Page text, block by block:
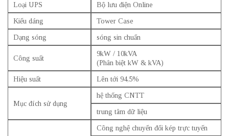
Loại UPS
Bộ lưu điện Online
Kiểu dáng
Tower Case
Dạng sóng
sóng sin chuẩn
Công suất
9kW / 10kVA
(Phân biệt kW & kVA)
Hiệu suất
Lên tới 94,5%
Mục đích sử dụng
hệ thống CNTT
trung tâm dữ liệu
Công nghệ chuyển đổi kép trực tuyến